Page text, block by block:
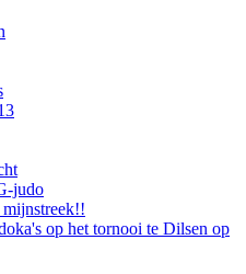
judo
op het tornooi te Dilsen op